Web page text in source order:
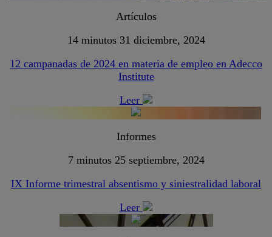
Artículos
14 minutos 31 diciembre, 2024
12 campanadas de 2024 en materia de empleo en Adecco
Institute
Leer
Informes
7 minutos 25 septiembre, 2024
IX Informe trimestral absentismo y siniestralidad laboral
Leer